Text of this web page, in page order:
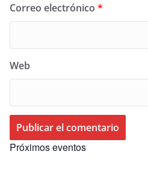
Correo electrónico *
Web
Próximos eventos